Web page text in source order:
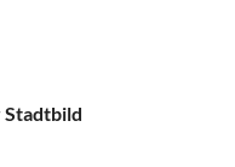
Stadtbild